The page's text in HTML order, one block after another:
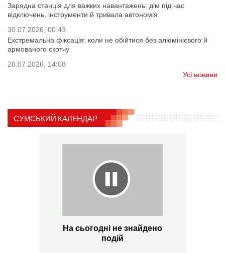
Зарядна станція для важких навантажень: дім під час
відключень, інструменти й тривала автономія
30.07.2026, 00:43
Екстремальна фіксація: коли не обійтися без алюмінієвого й
армованого скотчу
28.07.2026, 14:08
Усі новини
СУМСЬКИЙ КАЛЕНДАР
На сьогодні не знайдено
подій